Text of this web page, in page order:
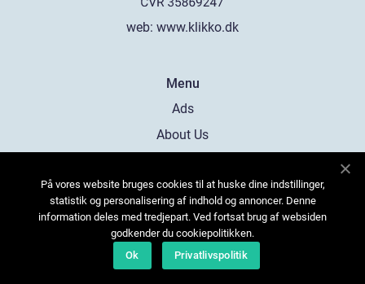
web: www.klikko.dk
Menu
Ads
About Us
Contact
Sitemap
På vores website bruges cookies til at huske dine indstillinger,
statistik og personalisering af indhold og annoncer. Denne
information deles med tredjepart. Ved fortsat brug af websiden
godkender du cookiepolitikken.
Ok
Privatlivspolitik